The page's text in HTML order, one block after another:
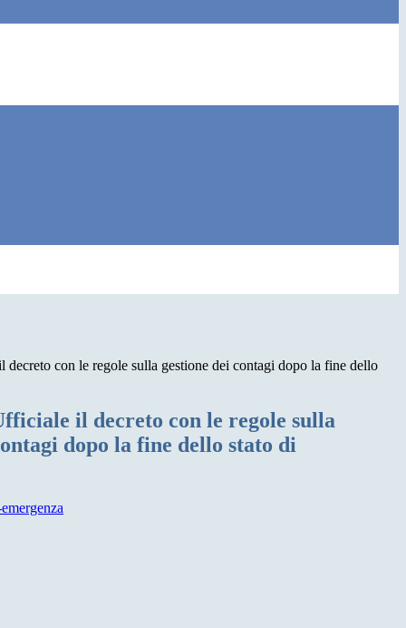
con le regole sulla gestione dei contagi dopo la fine dello
il decreto con le regole sulla
dopo la fine dello stato di